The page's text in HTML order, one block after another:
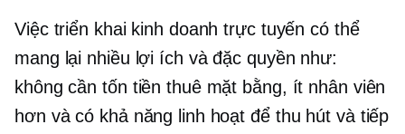
Việc triển khai kinh doanh trực tuyến có thể
mang lại nhiều lợi ích và đặc quyền như:
không cần tốn tiền thuê mặt bằng, ít nhân viên
hơn và có khả năng linh hoạt để thu hút và tiếp